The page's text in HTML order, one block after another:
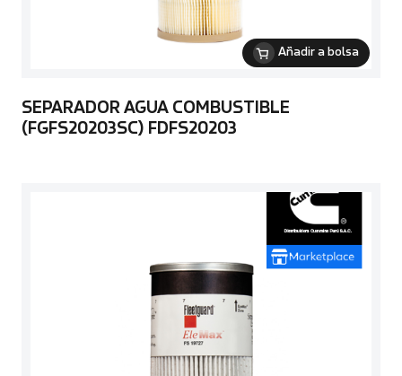
Añadir a bolsa
SEPARADOR AGUA COMBUSTIBLE
(FGFS20203SC) FDFS20203